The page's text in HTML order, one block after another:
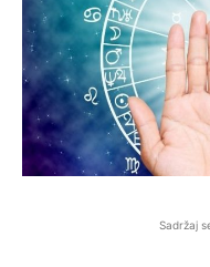
Sadržaj